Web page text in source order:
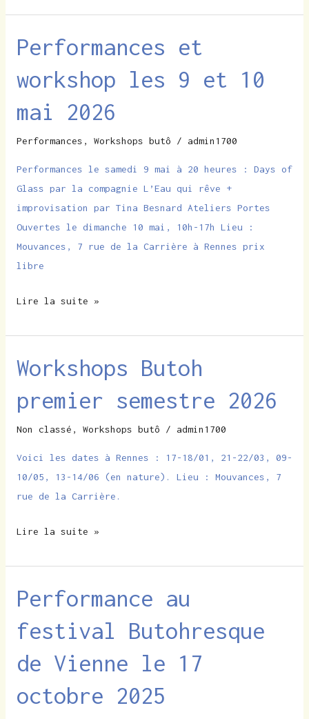
Performances et
workshop les 9 et 10
mai 2026
Performances , Workshops butô / admin1700
Performances le samedi 9 mai à 20 heures : Days of
Glass par la compagnie L’Eau qui rêve +
improvisation par Tina Besnard Ateliers Portes
Ouvertes le dimanche 10 mai, 10h-17h Lieu :
Mouvances, 7 rue de la Carrière à Rennes prix
libre
Performances
workshop
et
mai
2026
Lire la suite »
Workshops Butoh
premier semestre 2026
Non classé , Workshops butô / admin1700
Voici les dates à Rennes : 17-18/01, 21-22/03, 09-
10/05, 13-14/06 (en nature). Lieu : Mouvances, 7
rue de la Carrière.
Workshops
premier
Lire la suite »
Performance au
festival Butohresque
de Vienne le 17
octobre 2025
Performance
festival
de
Vienne
le